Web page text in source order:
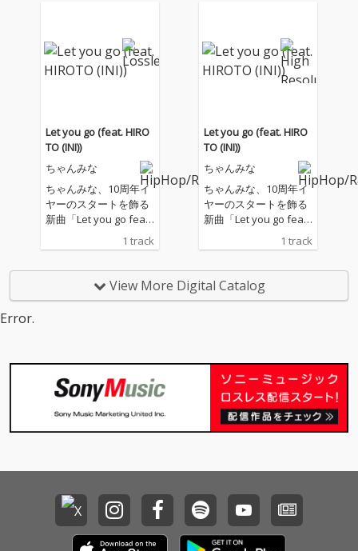
Let you go (feat. HIRO
TO (INI))
ちゃんみな
ちゃんみな、10周年イ
ヤーのスタートを飾る
新曲「Let you go feat.
リリース。ちゃんみな
バックダンサーとして
共に時間をすごし、ち
ション楽曲となる。
1 track
Let you go (feat. HIRO
TO (INI))
ちゃんみな
ちゃんみな、10周年イ
ヤーのスタートを飾る
新曲「Let you go feat.
リリース。ちゃんみな
バックダンサーとして
共に時間をすごし、ち
I)との待望のコラボレー
ション楽曲となる。
1 track
View More Digital Catalog
Error.